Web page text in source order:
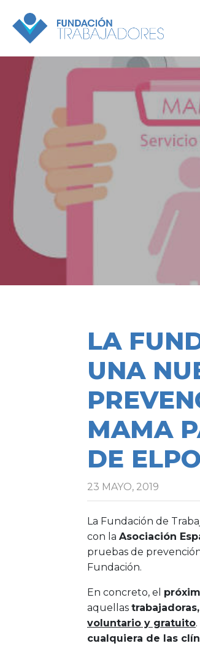
LA
UNA
MAMA
DE
23 MAYO, 2019
La Fundación de
con la Asociación
pruebas de
Fundación.
En concreto, el
aquellas
voluntario y gratuito
cualquiera de las